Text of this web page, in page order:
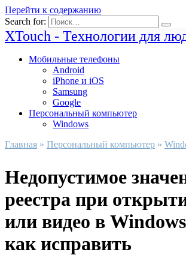
Перейти к содержанию
Search for:
XTouch - Технологии для
Мобильные телефоны
Android
iPhone и iOS
Samsung
Google
Персональный компьютер
Windows
Главная » Персональный компьютер »
Недопустимое
реестра при
или видео в
как исправить